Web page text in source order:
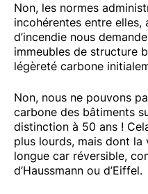
Non, les normes
incohérentes entre
d’incendie nous
immeubles de structure
légèreté carbone
Non, nous ne pouvons
carbone des bâtiments
distinction à 50 ans !
plus lourds, mais dont
longue car réversible,
d’Haussmann ou d’Eiffel.